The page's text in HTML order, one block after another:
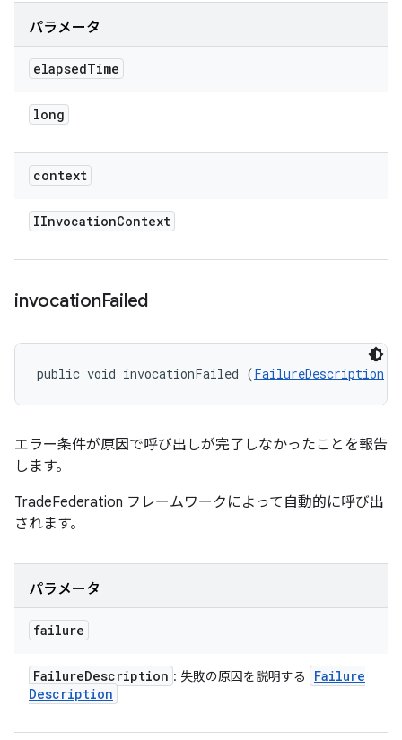
パラメータ
elapsedTime
long
context
IInvocationContext
invocationFailed
public void invocationFailed (FailureDescription
エラー条件が原因で呼び出しが完了しなかったことを報告
します。
TradeFederation フレームワークによって自動的に呼び出
されます。
パラメータ
failure
FailureDescription : 失敗の原因を説明する
Failure
Description